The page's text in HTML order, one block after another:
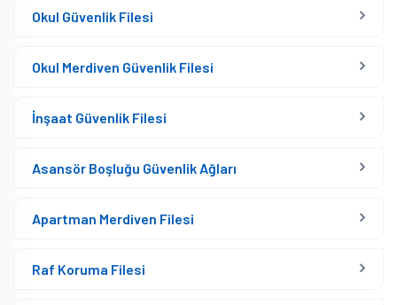
Okul Güvenlik Filesi
Okul Merdiven Güvenlik Filesi
İnşaat Güvenlik Filesi
Asansör Boşluğu Güvenlik Ağları
Apartman Merdiven Filesi
Raf Koruma Filesi